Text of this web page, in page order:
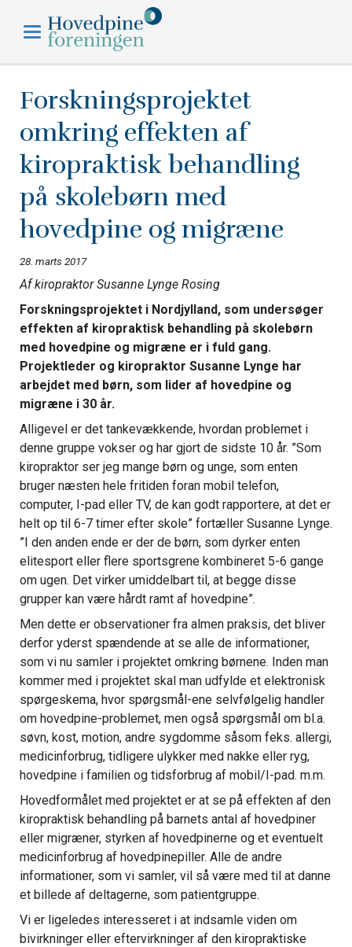
Forskningsprojektet
omkring effekten af
kiropraktisk behandling
på skolebørn med
hovedpine og migræne
28. marts 2017
Af kiropraktor Susanne Lynge Rosing
Forskningsprojektet i Nordjylland, som undersøger
effekten af kiropraktisk behandling på skolebørn
med hovedpine og migræne er i fuld gang.
Projektleder og kiropraktor Susanne Lynge har
arbejdet med børn, som lider af hovedpine og
migræne i 30 år.
Alligevel er det tankevækkende, hvordan problemet i
denne gruppe vokser og har gjort de sidste 10 år. ”Som
kiropraktor ser jeg mange børn og unge, som enten
bruger næsten hele fritiden foran mobil telefon,
computer, I-pad eller TV, de kan godt rapportere, at det er
helt op til 6-7 timer efter skole” fortæller Susanne Lynge.
”I den anden ende er der de børn, som dyrker enten
elitesport eller flere sportsgrene kombineret 5-6 gange
om ugen. Det virker umiddelbart til, at begge disse
grupper kan være hårdt ramt af hovedpine”.
Men dette er observationer fra almen praksis, det bliver
derfor yderst spændende at se alle de informationer,
som vi nu samler i projektet omkring børnene. Inden man
kommer med i projektet skal man udfylde et elektronisk
spørgeskema, hvor spørgsmål-ene selvfølgelig handler
om hovedpine-problemet, men også spørgsmål om bl.a.
søvn, kost, motion, andre sygdomme såsom feks. allergi,
medicinforbrug, tidligere ulykker med nakke eller ryg,
hovedpine i familien og tidsforbrug af mobil/I-pad. m.m.
Hovedformålet med projektet er at se på effekten af den
kiropraktisk behandling på barnets antal af hovedpiner
eller migræner, styrken af hovedpinerne og et eventuelt
medicinforbrug af hovedpinepiller. Alle de andre
informationer, som vi samler, vil så være med til at danne
et billede af deltagerne, som patientgruppe.
Vi er ligeledes interesseret i at indsamle viden om
bivirkninger eller eftervirkninger af den kiropraktiske